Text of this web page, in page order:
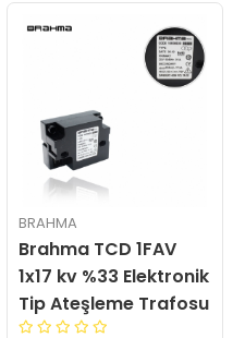
BRAHMA
Brahma TCD 1FAV
1x17 kv %33 Elektronik
Tip Ateşleme Trafosu